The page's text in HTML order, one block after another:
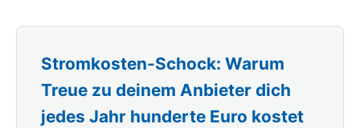
Stromkosten-Schock: Warum
Treue zu deinem Anbieter dich
jedes Jahr hunderte Euro kostet